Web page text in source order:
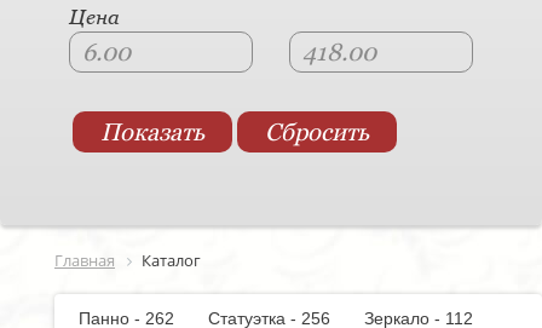
Цена
Главная Каталог
Панно - 262 Статуэтка - 256
Зеркало - 112